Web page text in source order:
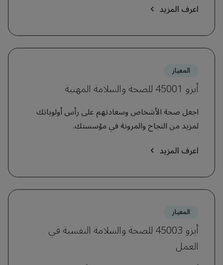
اعرف المزيد
المعيار
أيزو 45001 للصحة والسلامة المهنية
اجعل صحة الأشخاص وسعادتهم على رأس أولوياتك
لمزيد من النجاح والمرونة في مؤسستك.
اعرف المزيد
المعيار
أيزو 45003 للصحة والسلامة النفسية في
العمل